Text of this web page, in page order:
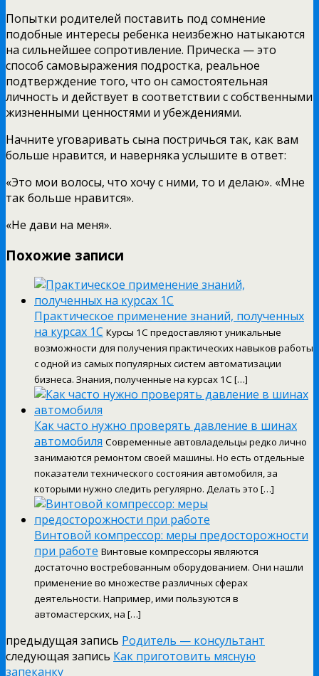
Попытки родителей поставить под сомнение
подобные интересы ребенка неизбежно натыкаются
на сильнейшее сопротивление. Прическа — это
способ самовыражения подростка, реальное
подтверждение того, что он самостоятельная
личность и действует в соответствии с собственными
жизненными ценностями и убеждениями.
Начните уговаривать сына постричься так, как вам
больше нравится, и наверняка услышите в ответ:
«Это мои волосы, что хочу с ними, то и делаю». «Мне
так больше нравится».
«Не дави на меня».
Похожие записи
Практическое применение знаний, полученных
на курсах 1С Курсы 1С предоставляют уникальные
возможности для получения практических навыков работы
с одной из самых популярных систем автоматизации
бизнеса. Знания, полученные на курсах 1С […]
Как часто нужно проверять давление в шинах
автомобиля Современные автовладельцы редко лично
занимаются ремонтом своей машины. Но есть отдельные
показатели технического состояния автомобиля, за
которыми нужно следить регулярно. Делать это […]
Винтовой компрессор: меры предосторожности
при работе Винтовые компрессоры являются
достаточно востребованным оборудованием. Они нашли
применение во множестве различных сферах
деятельности. Например, ими пользуются в
автомастерских, на […]
предыдущая запись Родитель — консультант
следующая запись Как приготовить мясную
запеканку